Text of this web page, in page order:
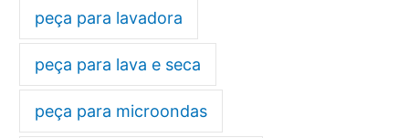
peça para lavadora
peça para lava e seca
peça para microondas